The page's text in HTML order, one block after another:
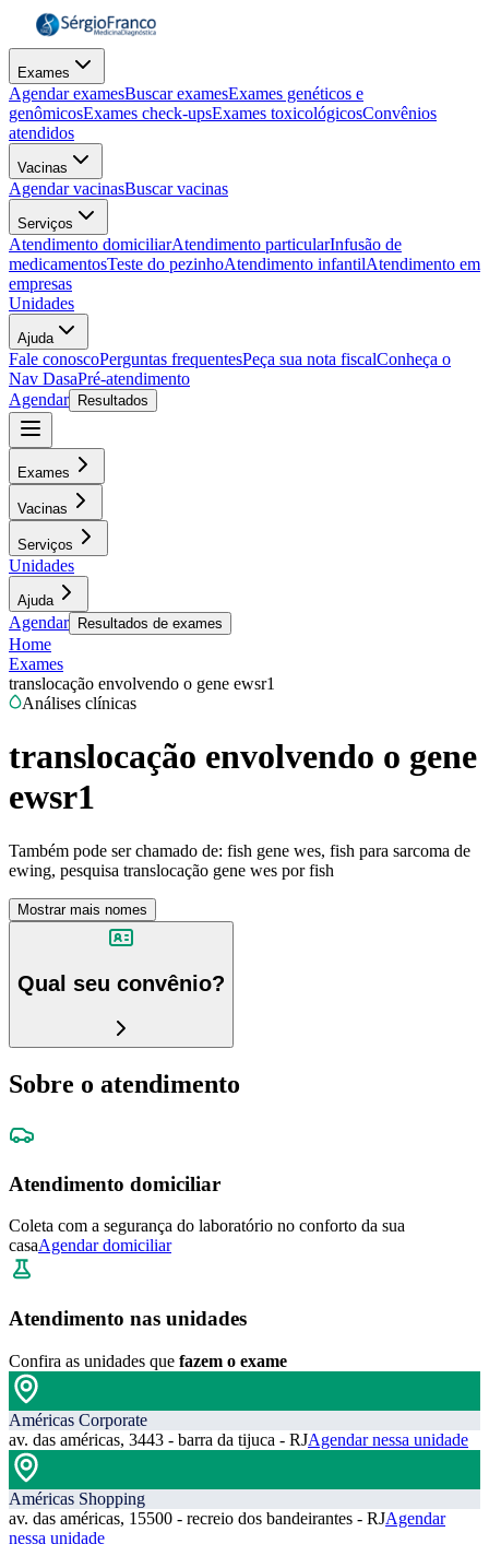
Exames
Agendar examesBuscar examesExames genéticos e
genômicosExames check-upsExames toxicológicosConvênios
atendidos
Vacinas
Agendar vacinasBuscar vacinas
Serviços
Atendimento domiciliarAtendimento particularInfusão de
medicamentosTeste do pezinhoAtendimento infantilAtendimento em
empresas
Unidades
Ajuda
Fale conoscoPerguntas frequentesPeça sua nota fiscalConheça o
Nav DasaPré-atendimento
Agendar
Resultados
Exames
Vacinas
Serviços
Unidades
Ajuda
Agendar Resultados de exames
Home
Exames
translocação envolvendo o gene ewsr1
Análises clínicas
translocação envolvendo o gene
ewsr1
Também pode ser chamado de: fish gene wes, fish para sarcoma de
ewing, pesquisa translocação gene wes por fish
Mostrar mais nomes
Qual seu convênio?
Sobre o atendimento
Atendimento domiciliar
Coleta com a segurança do laboratório no conforto da sua
casaAgendar domiciliar
Atendimento nas unidades
Confira as unidades que fazem o exame
Américas Corporate
av. das américas, 3443 - barra da tijuca - RJAgendar nessa unidade
Américas Shopping
av. das américas, 15500 - recreio dos bandeirantes - RJAgendar
nessa unidade